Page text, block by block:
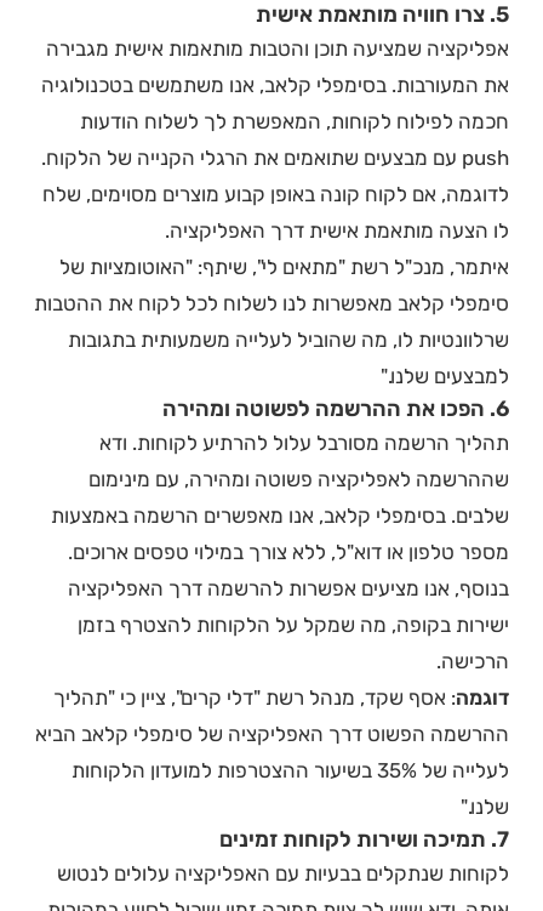
5. צרו חוויה מותאמת אישית
אפליקציה שמציעה תוכן והטבות מותאמות אישית מגבירה
את המעורבות. בסימפלי קלאב, אנו משתמשים בטכנולוגיה
חכמה לפילוח לקוחות, המאפשרת לך לשלוח הודעות
push עם מבצעים שתואמים את הרגלי הקנייה של הלקוח.
לדוגמה, אם לקוח קונה באופן קבוע מוצרים מסוימים, שלח
לו הצעה מותאמת אישית דרך האפליקציה.
איתמר, מנכ"ל רשת "מתאים לי", שיתף: "האוטומציות של
סימפלי קלאב מאפשרות לנו לשלוח לכל לקוח את ההטבות
שרלוונטיות לו, מה שהוביל לעלייה משמעותית בתגובות
למבצעים שלנו."
6. הפכו את ההרשמה לפשוטה ומהירה
תהליך הרשמה מסורבל עלול להרתיע לקוחות. ודא
שההרשמה לאפליקציה פשוטה ומהירה, עם מינימום
שלבים. בסימפלי קלאב, אנו מאפשרים הרשמה באמצעות
מספר טלפון או דוא"ל, ללא צורך במילוי טפסים ארוכים.
בנוסף, אנו מציעים אפשרות להרשמה דרך האפליקציה
ישירות בקופה, מה שמקל על הלקוחות להצטרף בזמן
הרכישה.
דוגמה: אסף שקד, מנהל רשת "דלי קרים", ציין כי "תהליך
ההרשמה הפשוט דרך האפליקציה של סימפלי קלאב הביא
לעלייה של 35% בשיעור ההצטרפות למועדון הלקוחות
שלנו."
7. תמיכה ושירות לקוחות זמינים
לקוחות שנתקלים בבעיות עם האפליקציה עלולים לנטוש